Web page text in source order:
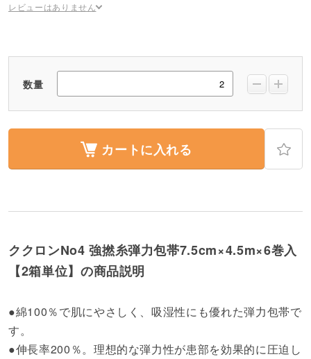
レビューはありません
数量
カートに入れる
ククロンNo4 強撚糸弾力包帯7.5cm×4.5m×6巻入
【2箱単位】の商品説明
●綿100％で肌にやさしく、吸湿性にも優れた弾力包帯で
す。
●伸長率200％。理想的な弾力性が患部を効果的に圧迫し